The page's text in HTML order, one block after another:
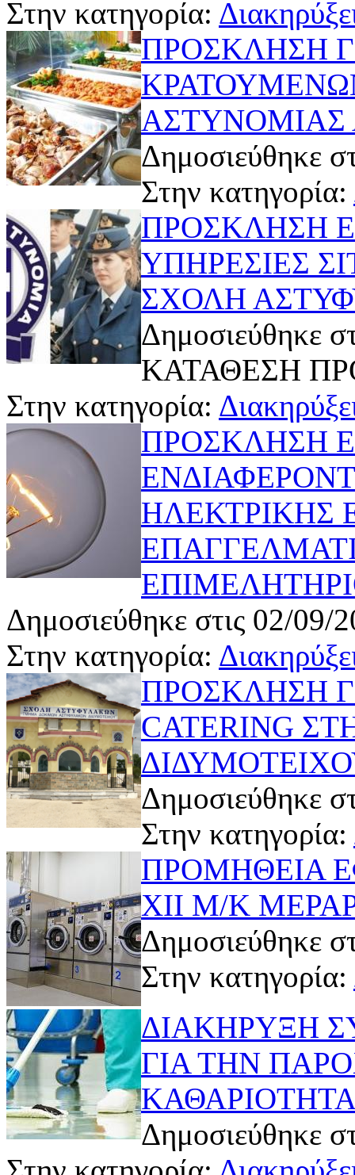
Στην κατηγορία:
ΠΡΟΣΚΛΗΣΗ
ΑΣΤΥΝΟΜΙΑΣ
Δημοσιεύθηκε
Στην κατηγορία:
ΠΡΟΣΚΛΗΣΗ
ΥΠΗΡΕΣΙΕΣ
ΣΧΟΛΗ
Δημοσιεύθηκε
ΚΑΤΑΘΕΣΗ
Στην κατηγορία:
ΠΡΟΣΚΛΗΣΗ
ΗΛΕΚΤΡΙΚΗΣ
Δημοσιεύθηκε στις 02/09/
Στην κατηγορία:
ΠΡΟΣΚΛΗΣΗ
CATERING
Δημοσιεύθηκε
Στην κατηγορία:
ΠΡΟΜΗΘΕΙΑ
ΧΙΙ Μ/Κ
Δημοσιεύθηκε
Στην κατηγορία:
ΔΙΑΚΗΡΥΞΗ
ΓΙΑ ΤΗΝ
Δημοσιεύθηκε